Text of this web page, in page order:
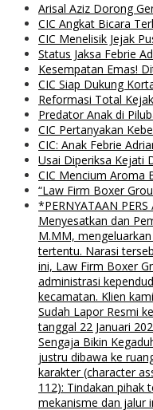
Arisal Aziz Dorong
CIC Angkat Bicara
CIC Menelisik Jejak
Status Jaksa Febrie
Kesempatan Emas!
CIC Siap Dukung
Reformasi Total
Predator Anak di
CIC Pertanyakan
CIC: Anak Febrie
Usai Diperiksa Kejati
CIC Mencium Aroma
“Law Firm Boxer
*PERNYATAAN
Menyesatkan dan
M.MM,
tertentu. Narasi
ini, Law Firm Boxer
administrasi
kecamatan. Klien
Sudah Lapor Resmi
tanggal 22 Januari
Sengaja Bikin
justru dibawa ke
karakter (character
112): Tindakan pihak
mekanisme dan jalur